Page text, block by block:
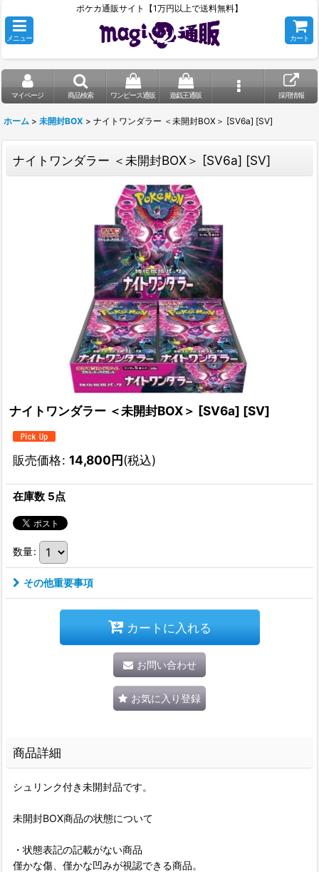
ポケカ通販サイト【1万円以上で送料無料】
メニュー カート
マイページ 商品検索 ワンピース通販 遊戯王通販 採用情報
ホーム > 未開封BOX > ナイトワンダラー ＜未開封BOX＞ [SV6a] [SV]
ナイトワンダラー ＜未開封BOX＞ [SV6a] [SV]
ナイトワンダラー ＜未開封BOX＞ [SV6a] [SV]
販売価格: 14,800円(税込)
在庫数 5点
数量:
その他重要事項
カートに入れる
お問い合わせ
お気に入り登録
商品詳細
シュリンク付き未開封品です。
未開封BOX商品の状態について
・状態表記の記載がない商品
僅かな傷、僅かな凹みが視認できる商品。